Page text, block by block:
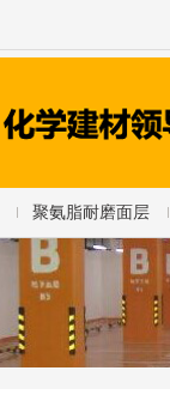
聚氨脂耐磨面层